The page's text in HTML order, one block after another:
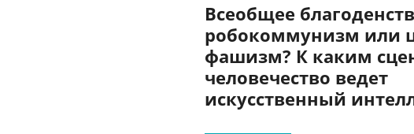
Всеобщее
робокоммунизм или
фашизм? К каким
человечество ведет
искусственный